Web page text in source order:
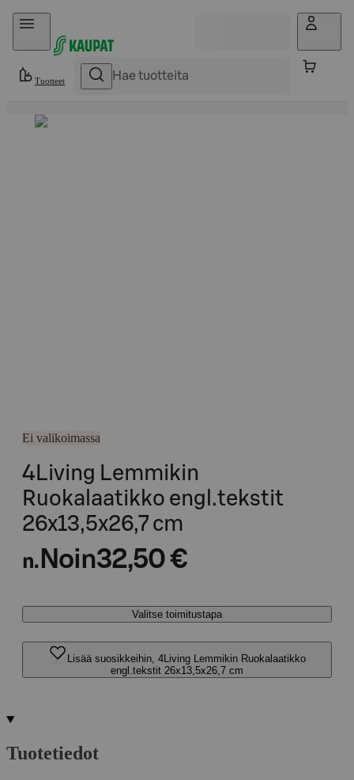
Hyppää sisältöön
Tuotteet
Ei valikoimassa
4Living Lemmikin
Ruokalaatikko engl.tekstit
26x13,5x26,7 cm
n. Noin32,50 €
Valitse toimitustapa
Lisää suosikkeihin, 4Living Lemmikin Ruokalaatikko
engl.tekstit 26x13,5x26,7 cm
Tuotetiedot